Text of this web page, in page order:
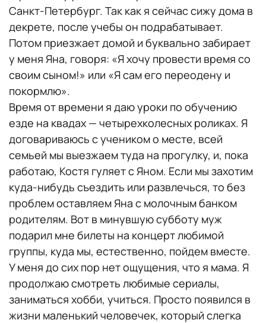
Санкт-Петербург. Так как я сейчас сижу дома в
декрете, после учебы он подрабатывает.
Потом приезжает домой и буквально забирает
у меня Яна, говоря: «Я хочу провести время со
своим сыном!» или «Я сам его переодену и
покормлю».
Время от времени я даю уроки по обучению
езде на квадах — четырехколесных роликах. Я
договариваюсь с учеником о месте, всей
семьей мы выезжаем туда на прогулку, и, пока
работаю, Костя гуляет с Яном. Если мы захотим
куда-нибудь съездить или развлечься, то без
проблем оставляем Яна с молочным банком
родителям. Вот в минувшую субботу муж
подарил мне билеты на концерт любимой
группы, куда мы, естественно, пойдем вместе.
У меня до сих пор нет ощущения, что я мама. Я
продолжаю смотреть любимые сериалы,
заниматься хобби, учиться. Просто появился в
жизни маленький человечек, который слегка